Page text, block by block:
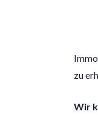
zu
Wir